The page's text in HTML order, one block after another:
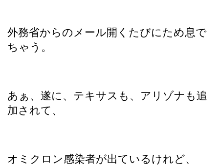
外務省からのメール開くたびにため息で
ちゃう。
あぁ、遂に、テキサスも、アリゾナも追
加されて、
オミクロン感染者が出ているけれど、